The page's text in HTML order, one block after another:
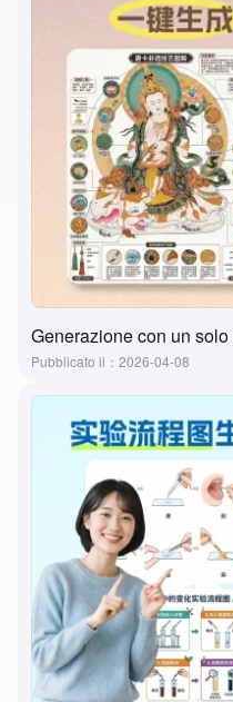
Pubblicato il：2026-04-08